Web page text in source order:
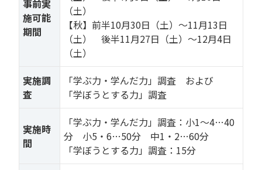
事前実
施可能
期間
（土）
【秋】前半10月30日（土）～11月13日
（土） 後半11月27日（土）～12月4日
（土）
実施調
査
「学ぶ力・学んだ力」調査 および
「学ぼうとする力」調査
実施時
間
「学ぶ力・学んだ力」調査：小1～4…40
分 小5・6…50分 中1・2…60分
「学ぼうとする力」調査：15分